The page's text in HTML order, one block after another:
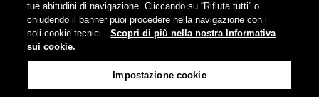
Visite gratuite
Media
tue abitudini di navigazione. Cliccando su “Rifiuta tutti” o
chiudendo il banner puoi procedere nella navigazione con i
soli cookie tecnici.
Scopri di più nella nostra Informativa
sui cookie.
Impostazione cookie